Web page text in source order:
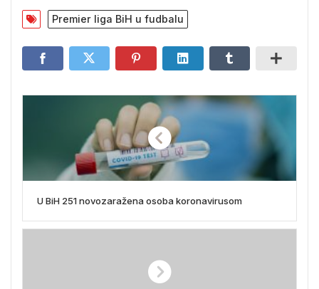
Premier liga BiH u fudbalu
U BiH 251 novozaražena osoba koronavirusom